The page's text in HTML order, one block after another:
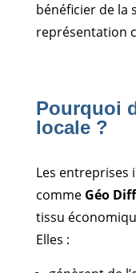
bénéficier de la
représentation
Pourquoi
locale ?
Les entreprises
comme Géo
tissu
Elles :